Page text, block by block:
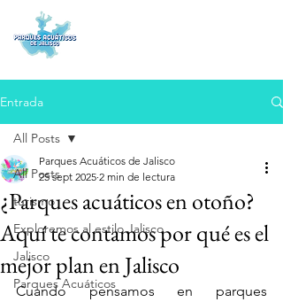
Entrada
All Posts
turismo
Exploremos al estilo Jalisco
Jalisco
Parques Acuáticos
All Posts
¿Parques acuáticos en otoño?
Aquí te contamos por qué es el
mejor plan en Jalisco
Parques Acuáticos de Jalisco
25 sept 2025 2 min de lectura
Cuando pensamos en parques